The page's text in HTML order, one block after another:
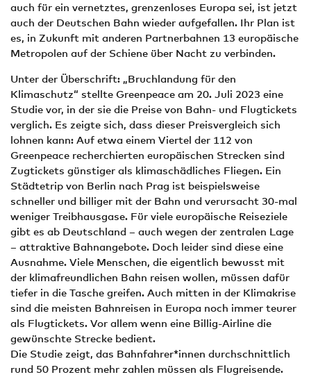
auch für ein vernetztes, grenzenloses Europa sei, ist jetzt
auch der Deutschen Bahn wieder aufgefallen. Ihr Plan ist
es, in Zukunft mit anderen Partnerbahnen 13 europäische
Metropolen auf der Schiene über Nacht zu verbinden.
Unter der Überschrift: „Bruchlandung für den
Klimaschutz“ stellte Greenpeace am 20. Juli 2023 eine
Studie vor, in der sie die Preise von Bahn- und Flugtickets
verglich. Es zeigte sich, dass dieser Preisvergleich sich
lohnen kann: Auf etwa einem Viertel der 112 von
Greenpeace recherchierten europäischen Strecken sind
Zugtickets günstiger als klimaschädliches Fliegen. Ein
Städtetrip von Berlin nach Prag ist beispielsweise
schneller und billiger mit der Bahn und verursacht 30-mal
weniger Treibhausgase. Für viele europäische Reiseziele
gibt es ab Deutschland – auch wegen der zentralen Lage
– attraktive Bahnangebote. Doch leider sind diese eine
Ausnahme. Viele Menschen, die eigentlich bewusst mit
der klimafreundlichen Bahn reisen wollen, müssen dafür
tiefer in die Tasche greifen. Auch mitten in der Klimakrise
sind die meisten Bahnreisen in Europa noch immer teurer
als Flugtickets. Vor allem wenn eine Billig-Airline die
gewünschte Strecke bedient.
Die Studie zeigt, das Bahnfahrer*innen durchschnittlich
rund 50 Prozent mehr zahlen müssen als Flugreisende.